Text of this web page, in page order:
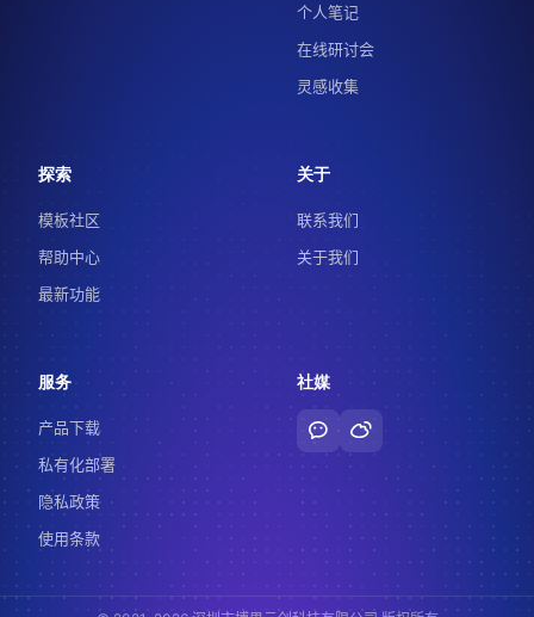
个人笔记
在线研讨会
灵感收集
探索
模板社区
帮助中心
最新功能
关于
联系我们
关于我们
服务
产品下载
私有化部署
隐私政策
使用条款
社媒